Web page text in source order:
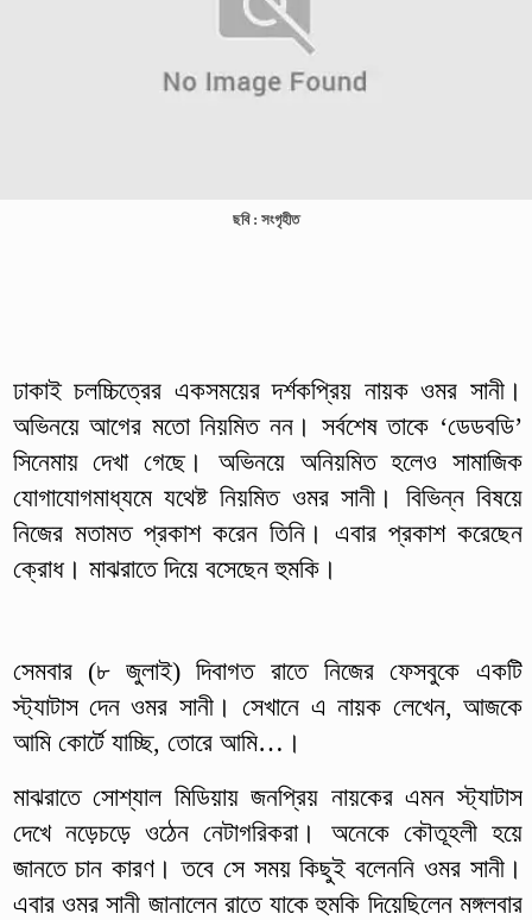
ছবি : সংগৃহীত
ঢাকাই চলচ্চিত্রের একসময়ের দর্শকপ্রিয় নায়ক ওমর সানী।
অভিনয়ে আগের মতো নিয়মিত নন। সর্বশেষ তাকে ‘ডেডবডি’
সিনেমায় দেখা গেছে। অভিনয়ে অনিয়মিত হলেও সামাজিক
যোগাযোগমাধ্যমে যথেষ্ট নিয়মিত ওমর সানী। বিভিন্ন বিষয়ে
নিজের মতামত প্রকাশ করেন তিনি। এবার প্রকাশ করেছেন
ক্রোধ। মাঝরাতে দিয়ে বসেছেন হুমকি।
সেমবার (৮ জুলাই) দিবাগত রাতে নিজের ফেসবুকে একটি
স্ট্যাটাস দেন ওমর সানী। সেখানে এ নায়ক লেখেন, আজকে
আমি কোর্টে যাচ্ছি, তোরে আমি…।
মাঝরাতে সোশ্যাল মিডিয়ায় জনপ্রিয় নায়কের এমন স্ট্যাটাস
দেখে নড়েচড়ে ওঠেন নেটাগরিকরা। অনেকে কৌতূহলী হয়ে
জানতে চান কারণ। তবে সে সময় কিছুই বলেননি ওমর সানী।
এবার ওমর সানী জানালেন রাতে যাকে হুমকি দিয়েছিলেন মঙ্গলবার